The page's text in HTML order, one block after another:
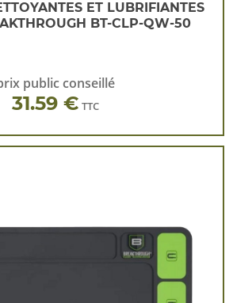
ET LUBRIFIANTES
BT-CLP-QW-50
public conseillé
31.59 € TTC